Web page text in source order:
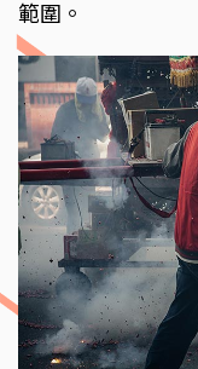
範圍。